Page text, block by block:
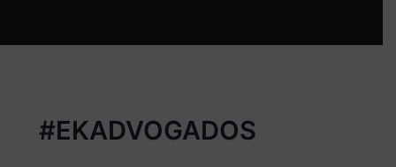
#EKADVOGADOS